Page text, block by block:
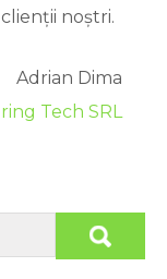
noștri.
Adrian Dima
Tech SRL